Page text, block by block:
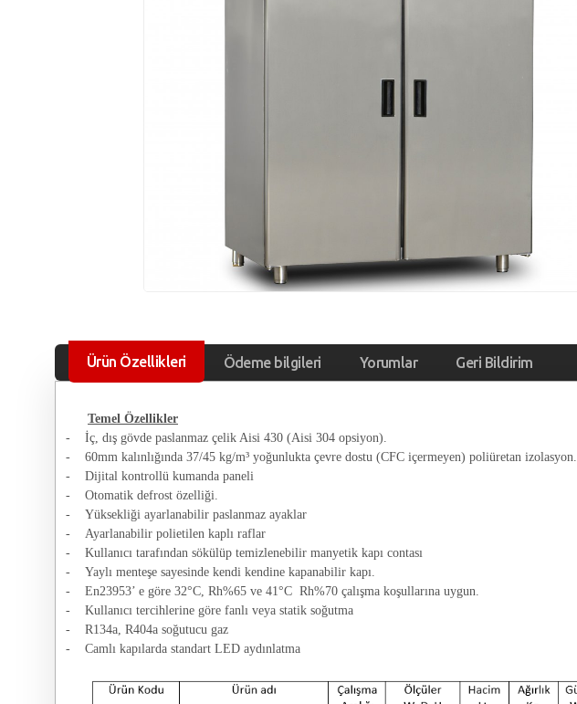
Ürün Özellikleri Ödeme bilgileri Yorumlar Geri Bildirim
Temel Özellikler
-
İç, dış gövde paslanmaz çelik Aisi 430 (Aisi 304 opsiyon).
-
60mm kalınlığında 37/45 kg/m³ yoğunlukta çevre dostu (CFC içermeyen) poliüretan izolasyon.
-
Dijital kontrollü kumanda paneli
-
Otomatik defrost özelliği.
-
Yüksekliği ayarlanabilir paslanmaz ayaklar
-
Ayarlanabilir polietilen kaplı raflar
-
Kullanıcı tarafından sökülüp temizlenebilir manyetik kapı contası
-
Yaylı menteşe sayesinde kendi kendine kapanabilir kapı.
-
En23953’ e göre 32°C, Rh%65 ve 41°C Rh%70 çalışma koşullarına uygun.
-
Kullanıcı tercihlerine göre fanlı veya statik soğutma
-
R134a, R404a soğutucu gaz
-
Camlı kapılarda standart LED aydınlatma